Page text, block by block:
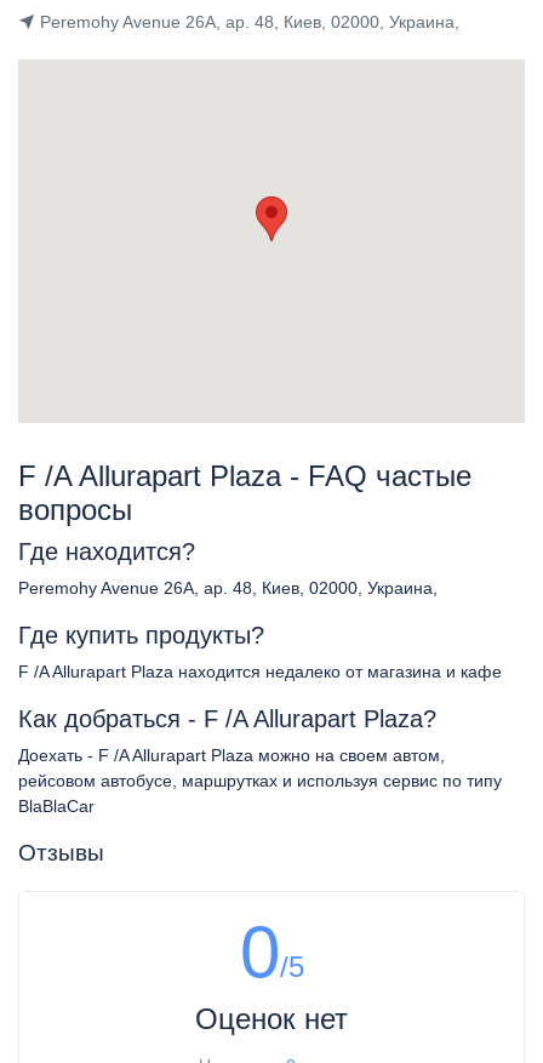
Peremohy Avenue 26A, ap. 48, Киев, 02000, Украина,
F /A Allurapart Plaza - FAQ частые
вопросы
Где находится?
Peremohy Avenue 26A, ap. 48, Киев, 02000, Украина,
Где купить продукты?
F /A Allurapart Plaza находится недалеко от магазина и кафе
Как добраться - F /A Allurapart Plaza?
Доехать - F /A Allurapart Plaza можно на своем автом,
рейсовом автобусе, маршрутках и используя сервис по типу
BlaBlaCar
Отзывы
0/5
Оценок нет